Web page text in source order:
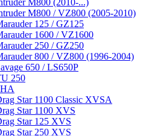
M800 (2010-...)
M800 / VZ800 (2005-2010)
125 / GZ125
1600 / VZ1600
250 / GZ250
800 / VZ800 (1996-2004)
650 / LS650P
250
Star 1100 Classic XVSA
Star 1100 XVS
Star 125 XVS
Star 250 XVS